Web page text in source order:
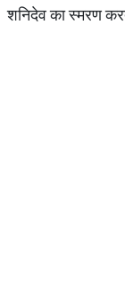
शनिदेव का स्मरण